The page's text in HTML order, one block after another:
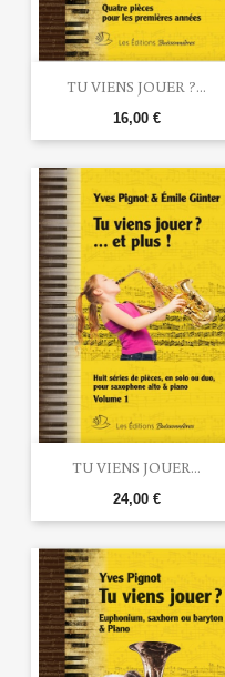
TU VIENS JOUER ?...
16,00 €
TU VIENS JOUER...
24,00 €